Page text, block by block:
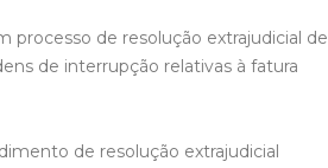
processo de resolução extrajudicial de
de interrupção relativas à fatura
de resolução extrajudicial